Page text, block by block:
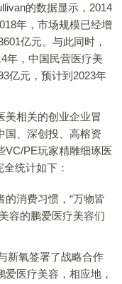
的数据显示，2014
年，市场规模已经增
亿元。与此同时，
年，中国民营医疗美
亿元，预计到2023年
相关的创业企业冒
国、深创投、高榕资
VC/PE玩家精雕细琢医
统计如下：
消费习惯，“万物皆
容的鹏爱医疗美容们
氧签署了战略合作
医疗美容，相应地，